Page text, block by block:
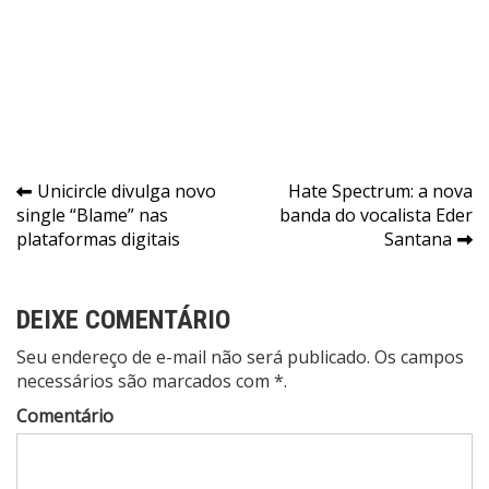
Navegação
de
Unicircle divulga novo
single “Blame” nas
plataformas digitais
Hate Spectrum: a nova
banda do vocalista Eder
Santana
DEIXE COMENTÁRIO
Seu endereço de e-mail não será publicado. Os campos
necessários são marcados com *.
Comentário